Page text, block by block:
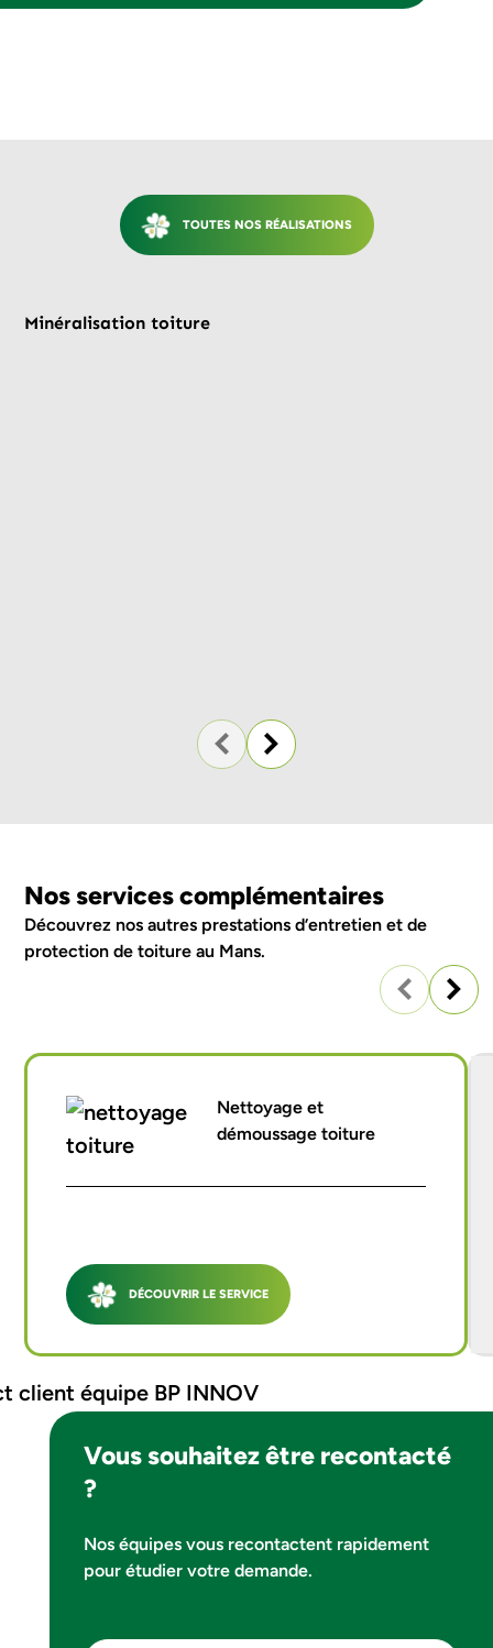
TOUTES NOS RÉALISATIONS
Minéralisation toiture
Nos services complémentaires
Découvrez nos autres prestations d’entretien et de
protection de toiture au Mans.
Nettoyage et
démoussage toiture
DÉCOUVRIR LE SERVICE
Vous souhaitez être recontacté
?
Nos équipes vous recontactent rapidement
pour étudier votre demande.